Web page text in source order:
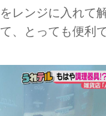
レンジに入れて
、とっても便利